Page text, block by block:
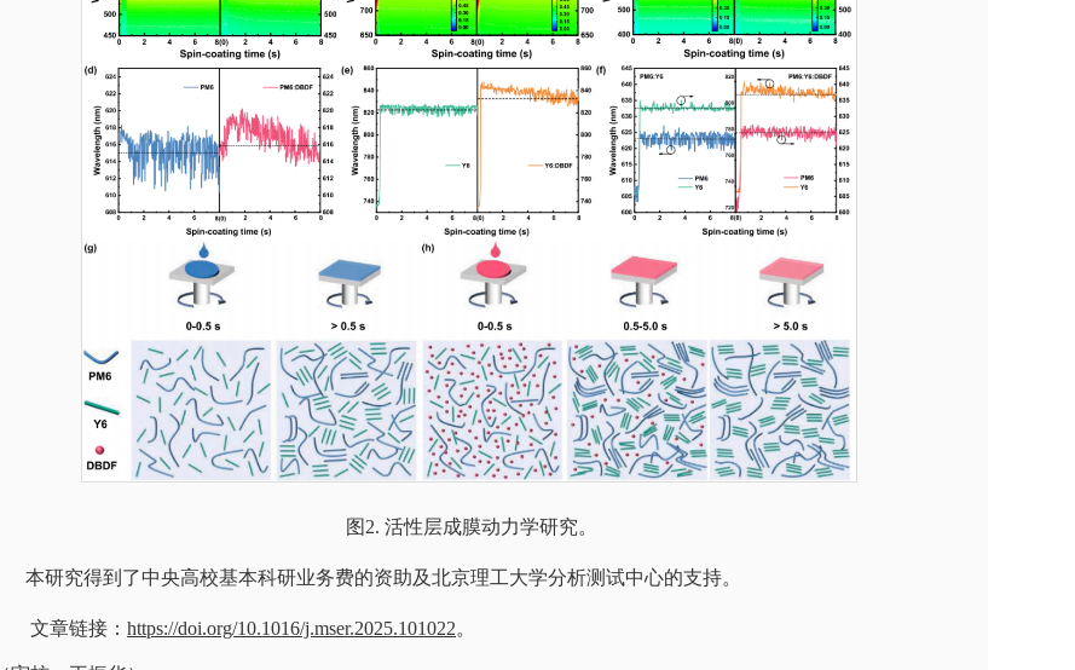
图2. 活性层成膜动力学研究。
本研究得到了中央高校基本科研业务费的资助及北京理工大学分析测试中心的支持。
文章链接： https://doi.org/10.1016/j.mser.2025.101022。